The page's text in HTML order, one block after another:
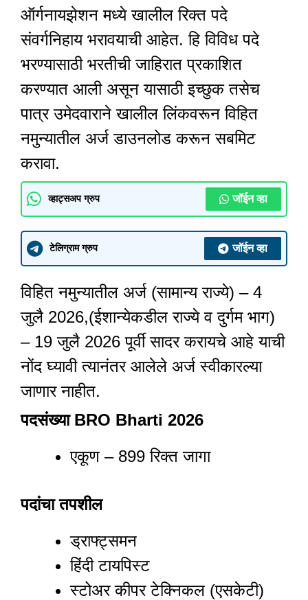
ऑर्गनायझेशन मध्ये खालील रिक्त पदे
संवर्गनिहाय भरावयाची आहेत. हि विविध पदे
भरण्यासाठी भरतीची जाहिरात प्रकाशित
करण्यात आली असून यासाठी इच्छुक तसेच
पात्र उमेदवाराने खालील लिंकवरून विहित
नमुन्यातील अर्ज डाउनलोड करून सबमिट
करावा.
व्हाट्सअप ग्रुप जॉईन व्हा
टेलिग्राम ग्रुप जॉईन व्हा
विहित नमुन्यातील अर्ज (सामान्य राज्ये) – 4
जुलै 2026,(ईशान्येकडील राज्ये व दुर्गम भाग)
– 19 जुलै 2026 पूर्वी सादर करायचे आहे याची
नोंद घ्यावी त्यानंतर आलेले अर्ज स्वीकारल्या
जाणार नाहीत.
पदसंख्या BRO Bharti 2026
एकूण – 899 रिक्त जागा
पदांचा तपशील
ड्राफ्ट्समन
हिंदी टायपिस्ट
स्टोअर कीपर टेक्निकल (एसकेटी)